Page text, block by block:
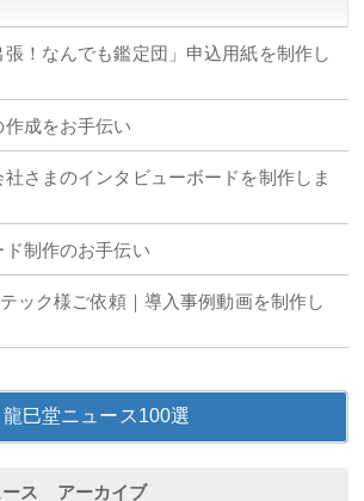
！なんでも鑑定団」申込用紙を制作し
成をお手伝い
さまのインタビューボードを制作しま
制作のお手伝い
ック様ご依頼｜導入事例動画を制作し
龍巳堂ニュース100選
ース アーカイブ